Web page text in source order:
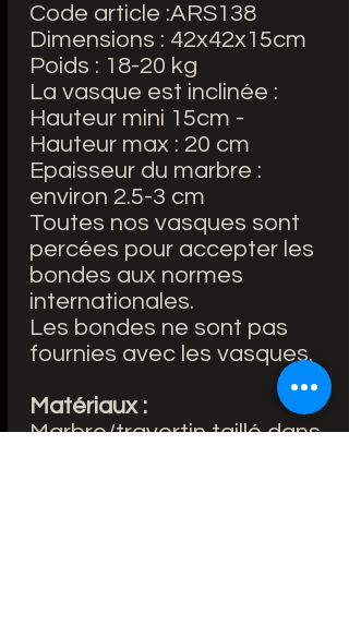
Code article :ARS138
Dimensions : 42x42x15cm
Poids : 18-20 kg
La vasque est inclinée :
Hauteur mini 15cm -
Hauteur max : 20 cm
Epaisseur du marbre :
environ 2.5-3 cm
Toutes nos vasques sont
percées pour accepter les
bondes aux normes
internationales.
Les bondes ne sont pas
fournies avec les vasques.
Matériaux :
Marbre/travertin taillé dans